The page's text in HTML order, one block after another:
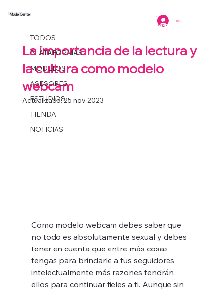
Iniciar sesión
Model Center
TODOS
PLATAFORMAS
MODELOS
ASESORES
ESTUDIOS
TIENDA
NOTICIAS
TODOS
La importancia de la lectura y
la cultura como modelo
webcam
Coordinacion
Actualizado:25 nov 2023
Como modelo webcam debes saber que
no todo es absolutamente sexual y debes
tener en cuenta que entre más cosas
tengas para brindarle a tus seguidores
intelectualmente más razones tendrán
ellos para continuar fieles a ti. Aunque sin